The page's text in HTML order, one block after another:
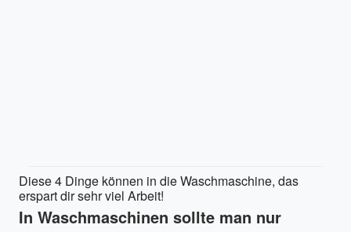
Diese 4 Dinge können in die Waschmaschine, das
erspart dir sehr viel Arbeit!
In Waschmaschinen sollte man nur